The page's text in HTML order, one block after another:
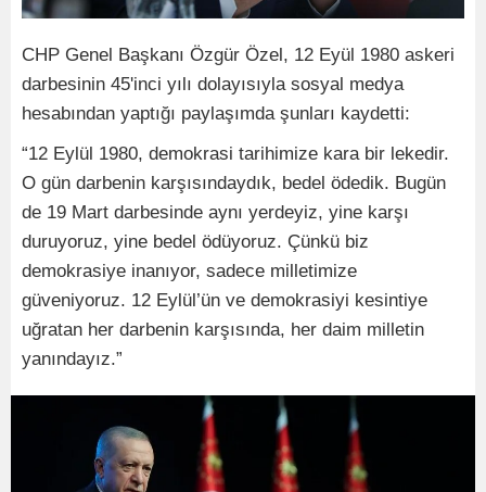
CHP Genel Başkanı Özgür Özel, 12 Eyül 1980 askeri
darbesinin 45'inci yılı dolayısıyla sosyal medya
hesabından yaptığı paylaşımda şunları kaydetti:
“12 Eylül 1980, demokrasi tarihimize kara bir lekedir.
O gün darbenin karşısındaydık, bedel ödedik. Bugün
de 19 Mart darbesinde aynı yerdeyiz, yine karşı
duruyoruz, yine bedel ödüyoruz. Çünkü biz
demokrasiye inanıyor, sadece milletimize
güveniyoruz. 12 Eylül’ün ve demokrasiyi kesintiye
uğratan her darbenin karşısında, her daim milletin
yanındayız.”